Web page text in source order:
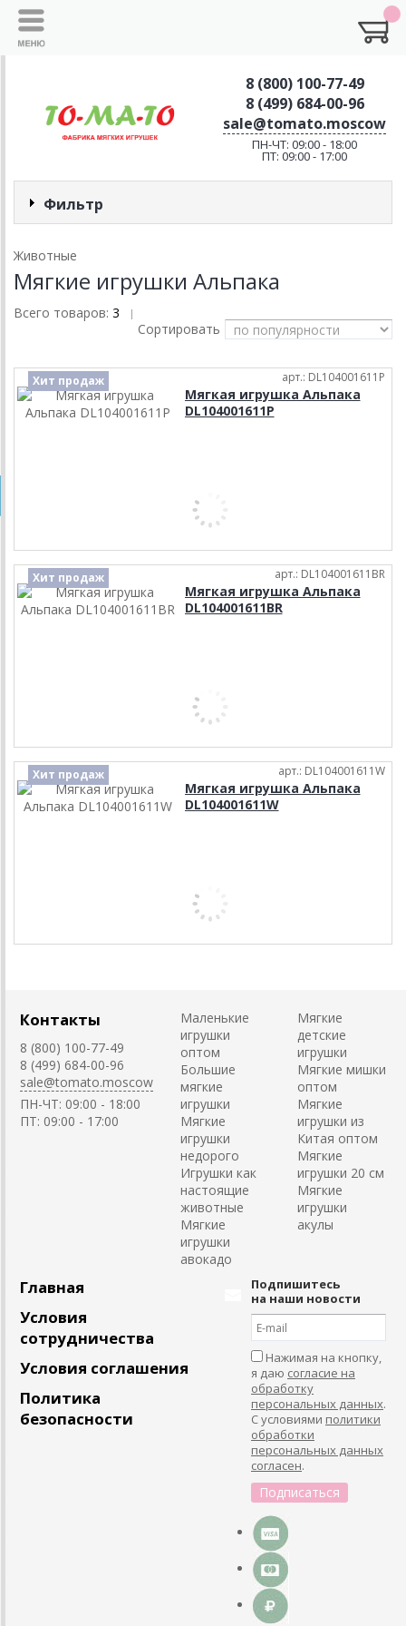
8 (800) 100-77-49
8 (499) 684-00-96
sale@tomato.moscow
ПН-ЧТ: 09:00 - 18:00
ПТ: 09:00 - 17:00
Фильтр
Животные
Мягкие игрушки Альпака
Всего товаров: 3 |
Сортировать
Хит продаж арт.: DL104001611P
Мягкая игрушка Альпака
DL104001611P
Хит продаж арт.: DL104001611BR
Мягкая игрушка Альпака
DL104001611BR
Хит продаж арт.: DL104001611W
Мягкая игрушка Альпака
DL104001611W
Контакты
8 (800) 100-77-49
8 (499) 684-00-96
sale@tomato.moscow
ПН-ЧТ: 09:00 - 18:00
ПТ: 09:00 - 17:00
Маленькие
игрушки
оптом
Большие
мягкие
игрушки
Мягкие
игрушки
недорого
Игрушки как
настоящие
животные
Мягкие
игрушки
авокадо
Мягкие
детские
игрушки
Мягкие мишки
оптом
Мягкие
игрушки из
Китая оптом
Мягкие
игрушки 20 см
Мягкие
игрушки
акулы
Главная
Условия
сотрудничества
Условия соглашения
Политика
безопасности
Подпишитесь
на наши новости
Нажимая на кнопку,
я даю согласие на
обработку
персональных данных.
С условиями политики
обработки
персональных данных
согласен.